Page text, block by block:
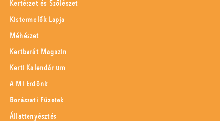
Kertészet és Szőlészet
Kistermelők Lapja
Méhészet
Kertbarát Magazin
Kerti Kalendárium
A Mi Erdőnk
Borászati Füzetek
Állattenyésztés